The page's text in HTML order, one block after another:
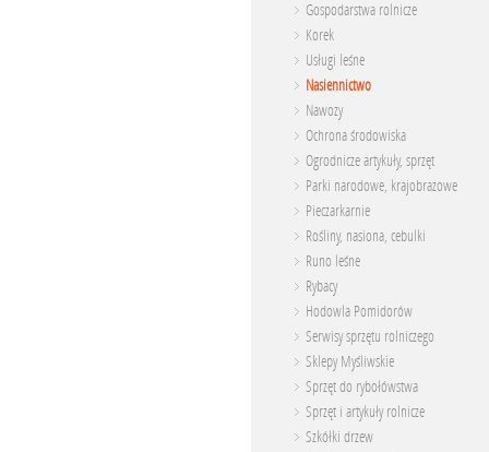
Gospodarstwa rolnicze
Korek
Usługi leśne
Nasiennictwo
Nawozy
Ochrona środowiska
Ogrodnicze artykuły, sprzęt
Parki narodowe, krajobrazowe
Pieczarkarnie
Rośliny, nasiona, cebulki
Runo leśne
Rybacy
Hodowla Pomidorów
Serwisy sprzętu rolniczego
Sklepy Myśliwskie
Sprzęt do rybołówstwa
Sprzęt i artykuły rolnicze
Szkółki drzew